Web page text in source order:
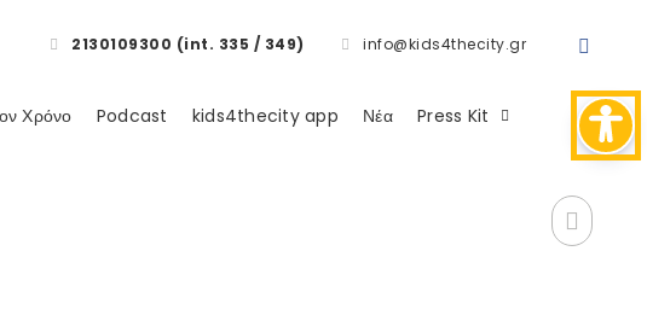
2130109300 (int. 335 / 349) info@kids4thecity.gr
Χρόνο Podcast kids4thecity app Νέα Press Kit